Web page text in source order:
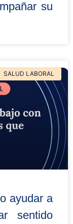
su
SALUD LABORAL
ayudar a
sentido